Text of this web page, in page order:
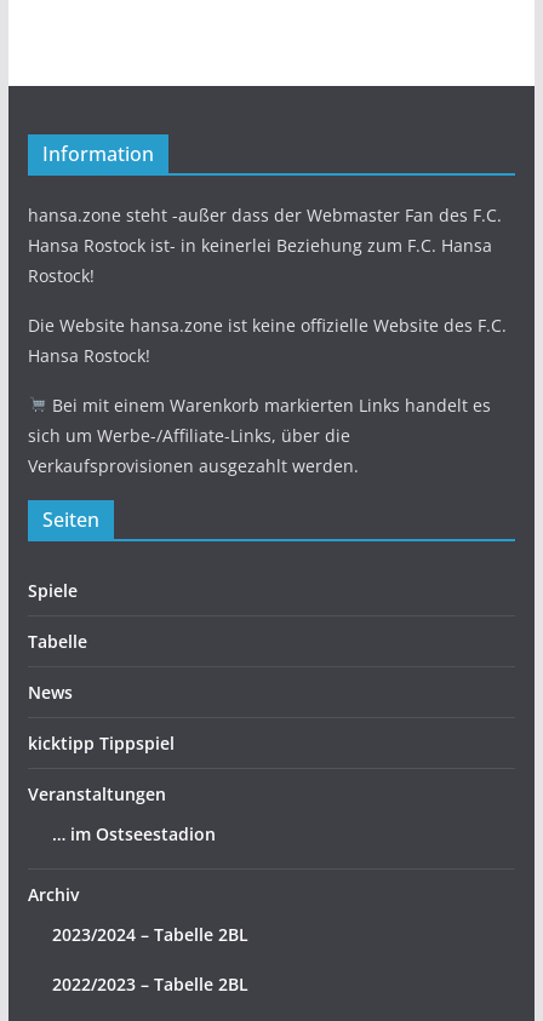
Information
hansa.zone steht -außer dass der Webmaster Fan des F.C.
Hansa Rostock ist- in keinerlei Beziehung zum F.C. Hansa
Rostock!
Die Website hansa.zone ist keine offizielle Website des F.C.
Hansa Rostock!
Bei mit einem Warenkorb markierten Links handelt es
sich um Werbe-/Affiliate-Links, über die
Verkaufsprovisionen ausgezahlt werden.
Seiten
Spiele
Tabelle
News
kicktipp Tippspiel
Veranstaltungen
… im Ostseestadion
Archiv
2023/2024 – Tabelle 2BL
2022/2023 – Tabelle 2BL